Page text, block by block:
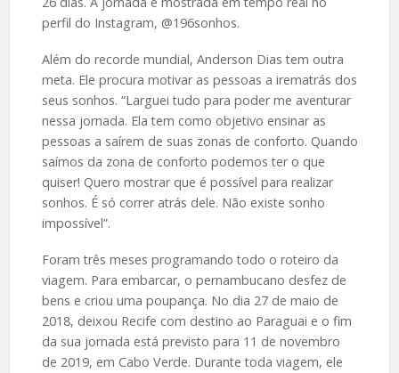
perfil do Instagram, @196sonhos.
Além do recorde mundial, Anderson Dias tem outra
meta. Ele procura motivar as pessoas a irematrás dos
seus sonhos. “Larguei tudo para poder me aventurar
nessa jornada. Ela tem como objetivo ensinar as
pessoas a saírem de suas zonas de conforto. Quando
saímos da zona de conforto podemos ter o que
quiser! Quero mostrar que é possível para realizar
sonhos. É só correr atrás dele. Não existe sonho
impossível”.
Foram três meses programando todo o roteiro da
viagem. Para embarcar, o pernambucano desfez de
bens e criou uma poupança. No dia 27 de maio de
2018, deixou Recife com destino ao Paraguai e o fim
da sua jornada está previsto para 11 de novembro
de 2019, em Cabo Verde. Durante toda viagem, ele